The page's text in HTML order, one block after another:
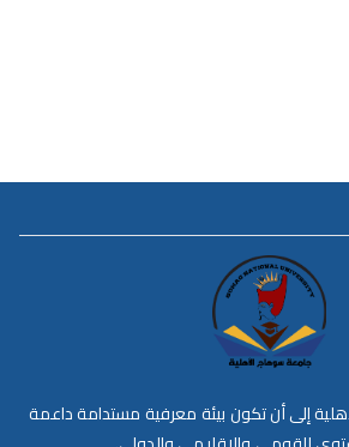
إلى أن تكون بيئة معرفية مستدامة داعمة